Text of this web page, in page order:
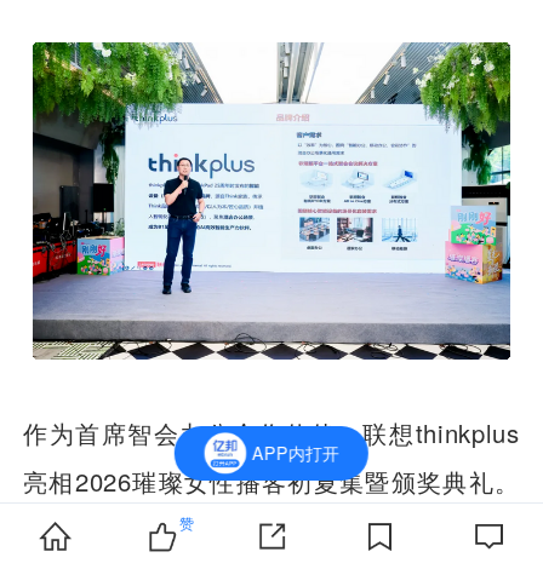
作为首席智会办公合作伙伴，联想thinkplus
亮相2026璀璨女性播客初夏集暨颁奖典礼。
现场，联想thinkplus会议赛道产品经理周律
APP内打开
赞